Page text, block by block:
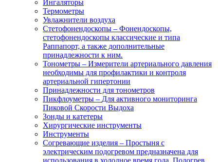
Ингаляторы
Термометры
Увлажнители воздуха
Стетофонендоскопы – Фонендоскопы,
стетофонендоскопы классические и типа
Раппапорт, а также дополнительные
принадлежности к ним.
Тонометры – Измерители артериального давления
необходимы для профилактики и контроля
артериальной гипертонии
Принадлежности для тонометров
Пикфлоуметры – Для активного мониторинга
Пиковой Скорости Выдоха
Зонды и катетеры
Хирургические инструменты
Инструменты
Согревающие изделия – Простыня с
электрическим подогревом предназначена для
использования в холодное время года. Подогрев